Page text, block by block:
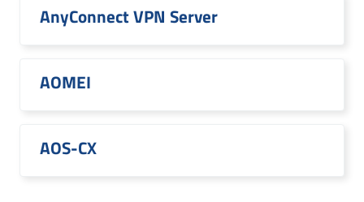
AnyConnect VPN Server
AOMEI
AOS-CX